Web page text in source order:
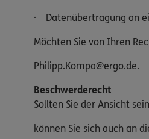
· Datenübertragung an
Möchten Sie von Ihren
Philipp.Kompa@ergo.de.
Beschwerderecht
Sollten Sie der Ansicht
können Sie sich auch an